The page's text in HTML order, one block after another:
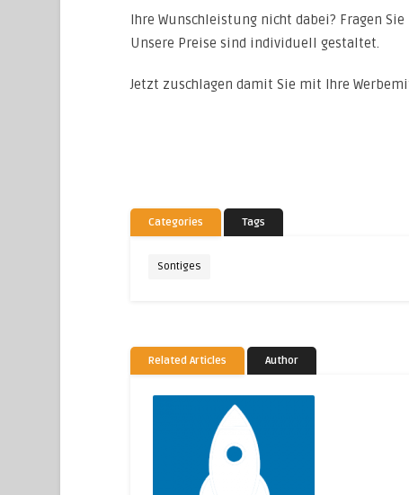
Ihre Wunschleistung nicht dabei? Fragen
Unsere Preise sind individuell gestaltet.
Jetzt zuschlagen damit Sie mit Ihre
Categories Tags
Sontiges
Related Articles Author